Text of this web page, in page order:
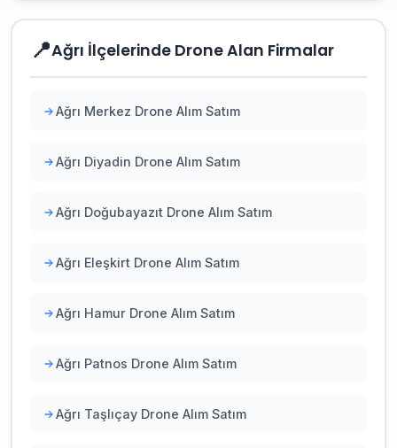
📍Ağrı İlçelerinde Drone Alan Firmalar
Ağrı Merkez Drone Alım Satım
Ağrı Diyadin Drone Alım Satım
Ağrı Doğubayazıt Drone Alım Satım
Ağrı Eleşkirt Drone Alım Satım
Ağrı Hamur Drone Alım Satım
Ağrı Patnos Drone Alım Satım
Ağrı Taşlıçay Drone Alım Satım